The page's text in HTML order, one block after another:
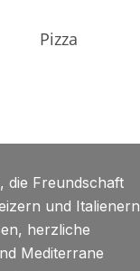
die Freundschaft
und Italienern
herzliche
Mediterrane